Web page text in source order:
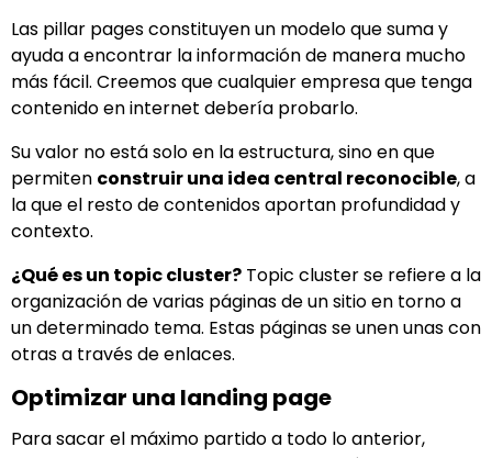
Las pillar pages constituyen un modelo que suma y
ayuda a encontrar la información de manera mucho
más fácil. Creemos que cualquier empresa que tenga
contenido en internet debería probarlo.
Su valor no está solo en la estructura, sino en que
permiten construir una idea central reconocible, a
la que el resto de contenidos aportan profundidad y
contexto.
¿Qué es un topic cluster? Topic cluster se refiere a la
organización de varias páginas de un sitio en torno a
un determinado tema. Estas páginas se unen unas con
otras a través de enlaces.
Optimizar una landing page
Para sacar el máximo partido a todo lo anterior,